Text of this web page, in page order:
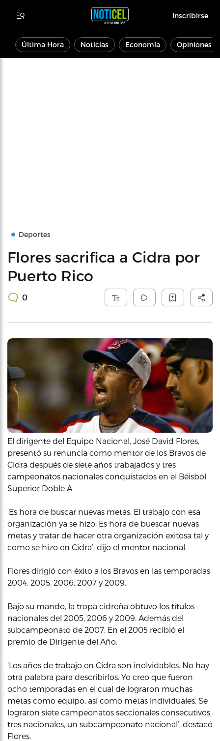
Inscribirse
Última Hora Noticias Economía Opiniones
Deportes
Flores sacrifica a Cidra por
Puerto Rico
0
El dirigente del Equipo Nacional, José David Flores,
presentó su renuncia como mentor de los Bravos de
Cidra después de siete años trabajados y tres
campeonatos nacionales conquistados en el Béisbol
Superior Doble A.
‘Es hora de buscar nuevas metas. El trabajo con esa
organización ya se hizo. Es hora de buescar nuevas
metas y tratar de hacer otra organización exitosa tal y
como se hizo en Cidra’, dijo el mentor nacional.
Flores dirigió con éxito a los Bravos en las temporadas
2004, 2005, 2006, 2007 y 2009.
Bajo su mando, la tropa cidreña obtuvo los títulos
nacionales del 2005, 2006 y 2009. Además del
subcampeonato de 2007. En el 2005 recibió el
premio de Dirigente del Año.
‘Los años de trabajo en Cidra son inolvidables. No hay
otra palabra para describirlos. Yo creo que fueron
ocho temporadas en el cual de lograron muchas
metas como equipo, así como metas individuales. Se
lograron siete campeonatos seccionales consecutivos,
tres nacionales, un subcampeonato nacional’, destacó
Flores.